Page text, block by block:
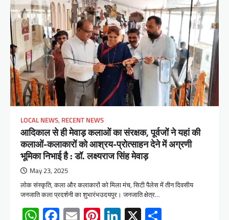
LOCAL NEWS, RECENT NEWS
आदिकाल से ही मेवाड़ कलाओं का संरक्षक, पूर्वजों ने यहां की
कलाओं-कलाकारों को आश्रय-प्रोत्साहन देने में अग्रणी
भूमिका निभाई है : डॉ. लक्ष्यराज सिंह मेवाड़
May 23, 2025
लोक संस्कृति, कला और कलाकारों को मिला मंच, सिटी पैलेस में तीन दिवसीय
जनजाति कला प्रदर्शनी का शुभारंभउदयपुर। जनजाति क्षेत्र…